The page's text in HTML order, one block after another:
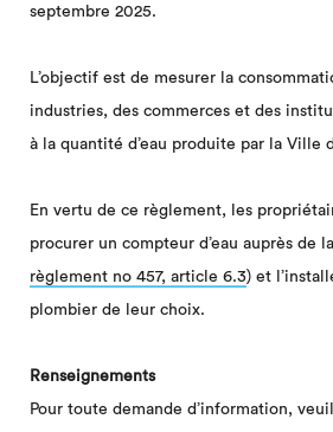
septembre 2025.
L’objectif est de mesurer la
industries, des commerces et des
à la quantité d’eau produite par la Ville
En vertu de ce règlement, les
procurer un compteur d’eau auprès de
règlement no 457, article 6.3) et
plombier de leur choix.
Renseignements
Pour toute demande d’information,